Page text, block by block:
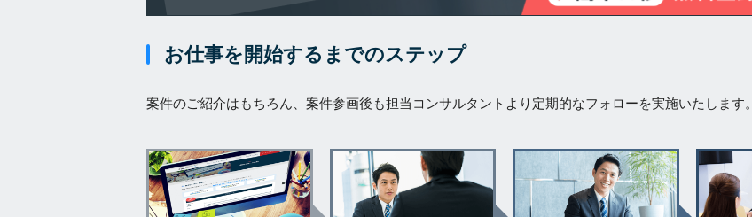
お仕事を開始するまでのステップ
案件のご紹介はもちろん、案件参画後も担当コンサルタントより定期的なフォローを実施いたします。